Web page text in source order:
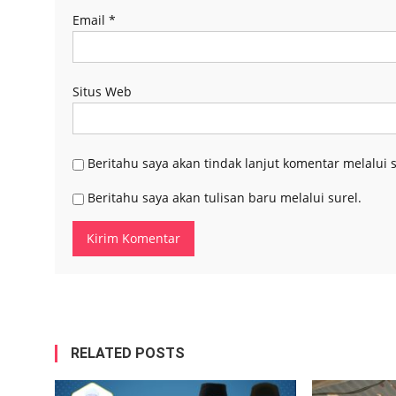
Email *
Situs Web
Beritahu saya akan tindak lanjut komentar melalui
Beritahu saya akan tulisan baru melalui surel.
RELATED POSTS